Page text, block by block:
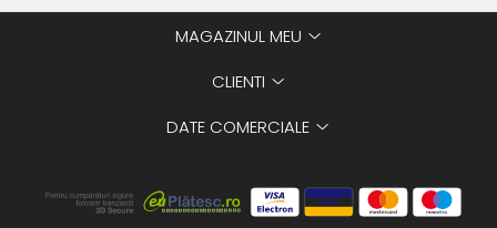
MAGAZINUL MEU
CLIENTI
DATE COMERCIALE